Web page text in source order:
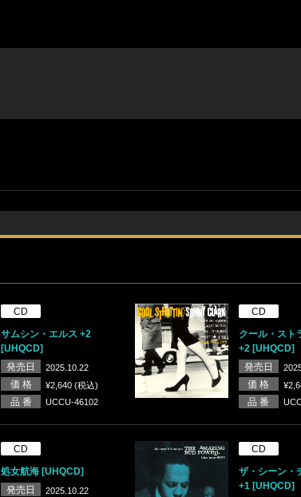
CD
サムシン・エルス +2
[UHQCD]
発売日
2025.10.22
価 格 ¥2,640 (税込)
品 番 UCCU-46102
CD
クール・スト
+2 [UHQCD]
発売日
価 格
品 番
CD
処女航海 [UHQCD]
発売日
2025.10.22
CD
ザ・シーン・
+1 [UHQCD]